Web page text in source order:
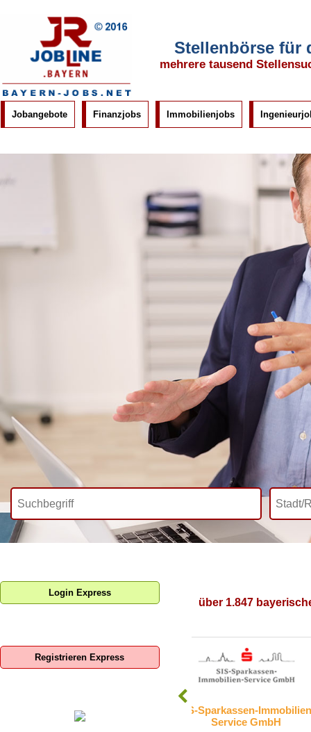
Stellenbörse für
mehrere tausend
Jobangebote Finanzjobs Immobilienjobs
über 1.847
SIS-Sparkassen-Immobilien-
Service GmbH
adKOMM Software
KG
Login Express
Registrieren Express